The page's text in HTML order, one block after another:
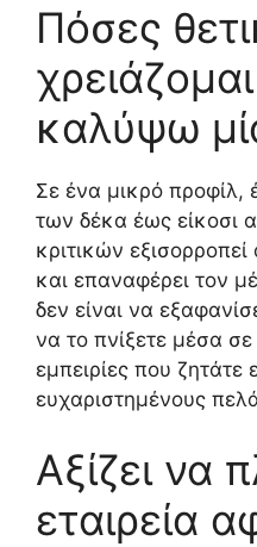
Πόσες
καλύψω
Σε ένα μικρό προφίλ,
των δέκα έως είκοσι
κριτικών
και επαναφέρει τον
δεν είναι να
να το πνίξετε μέσα σε
εμπειρίες που ζητάτε
ευχαριστημένους
Αξίζει να
εταιρεία